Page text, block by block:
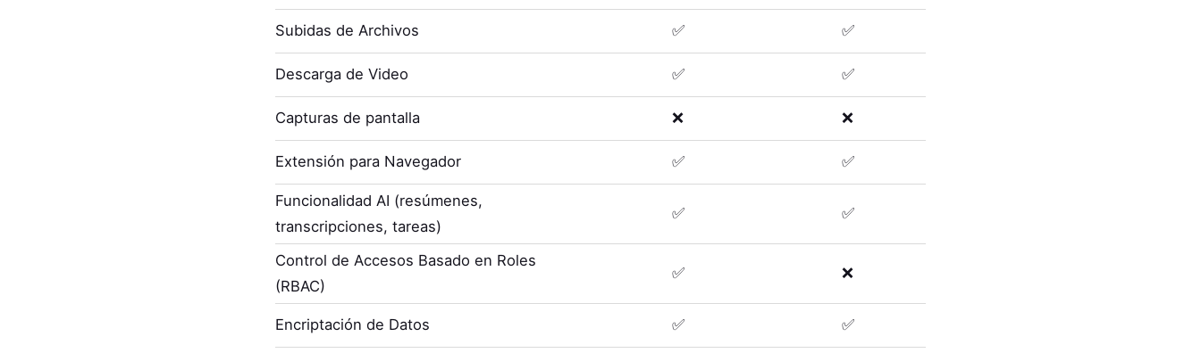
Subidas de Archivos ✅ ✅
Descarga de Video ✅ ✅
Capturas de pantalla ❌ ❌
Extensión para Navegador ✅ ✅
Funcionalidad AI (resúmenes,
transcripciones, tareas)
✅ ✅
Control de Accesos Basado en Roles
(RBAC)
✅ ❌
Encriptación de Datos ✅ ✅